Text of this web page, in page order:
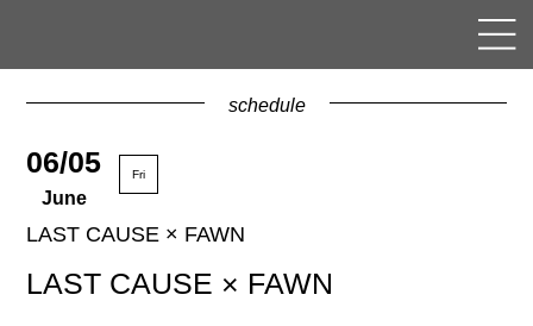
schedule
06/05
June
Fri
LAST CAUSE × FAWN
LAST CAUSE × FAWN